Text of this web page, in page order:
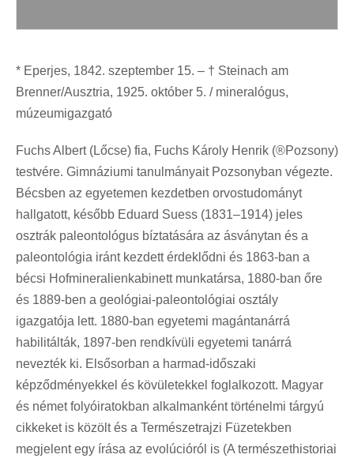
* Eperjes, 1842. szeptember 15. – † Steinach am
Brenner/Ausztria, 1925. október 5. / mineralógus,
múzeumigazgató
Fuchs Albert (Lőcse) fia, Fuchs Károly Henrik (®Pozsony)
testvére. Gimnáziumi tanulmányait Pozsonyban végezte.
Bécsben az egyetemen kezdetben orvostudományt
hallgatott, később Eduard Suess (1831–1914) jeles
osztrák paleontológus bíztatására az ásványtan és a
paleontológia iránt kezdett érdeklődni és 1863-ban a
bécsi Hofmineralienkabinett munkatársa, 1880-ban őre
és 1889-ben a geológiai-paleontológiai osztály
igazgatója lett. 1880-ban egyetemi magántanárrá
habilitálták, 1897-ben rendkívüli egyetemi tanárrá
nevezték ki. Elsősorban a harmad-időszaki
képződményekkel és kövületekkel foglalkozott. Magyar
és német folyóiratokban alkalmanként történelmi tárgyú
cikkeket is közölt és a Természetrajzi Füzetekben
megjelent egy írása az evolúcióról is (A természethistoriai